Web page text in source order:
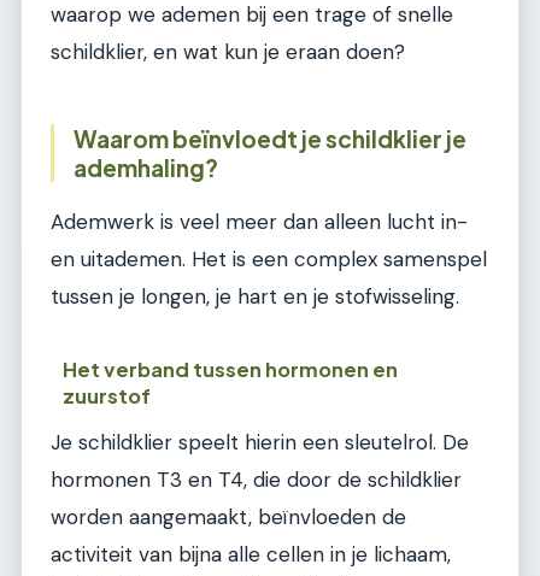
waarop we ademen bij een trage of snelle
schildklier, en wat kun je eraan doen?
Waarom beïnvloedt je schildklier je
ademhaling?
Ademwerk is veel meer dan alleen lucht in-
en uitademen. Het is een complex samenspel
tussen je longen, je hart en je stofwisseling.
Het verband tussen hormonen en
zuurstof
Je schildklier speelt hierin een sleutelrol. De
hormonen T3 en T4, die door de schildklier
worden aangemaakt, beïnvloeden de
activiteit van bijna alle cellen in je lichaam,